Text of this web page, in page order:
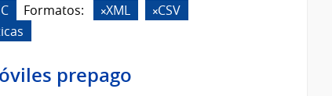
Formatos: XML
CSV
prepago